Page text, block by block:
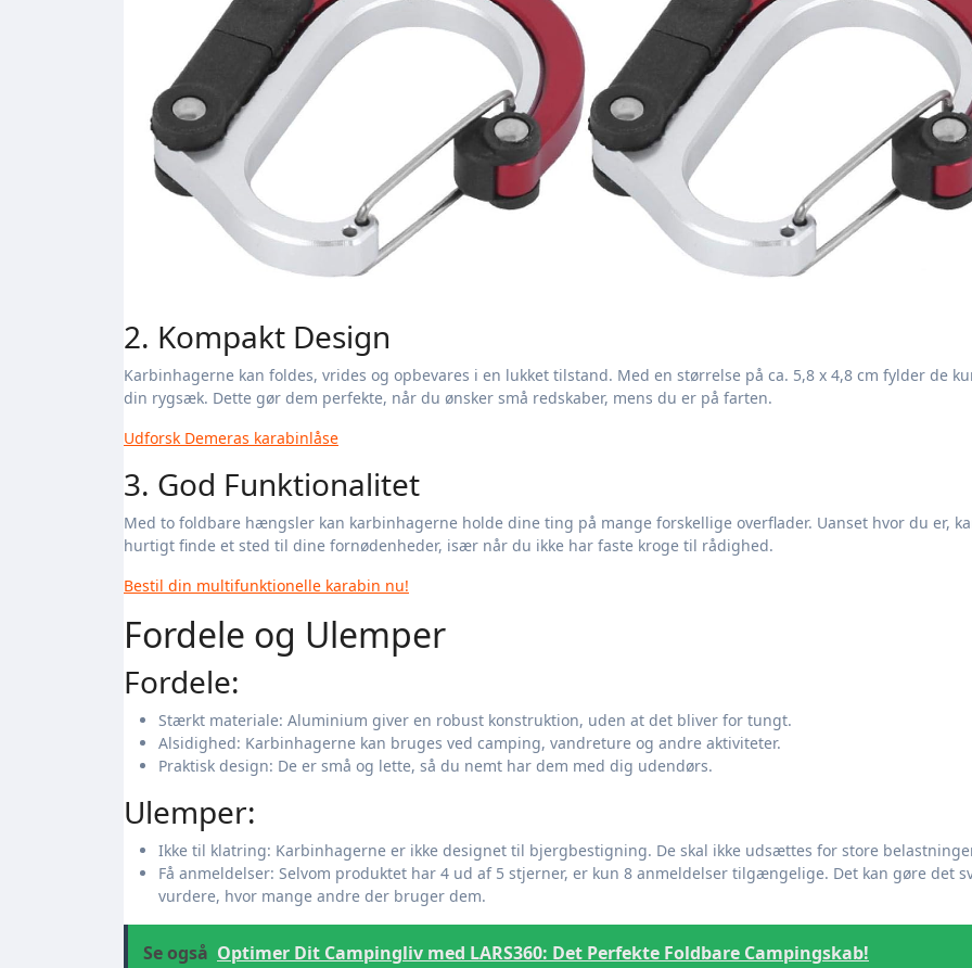
2. Kompakt Design
Karbinhagerne kan foldes, vrides og opbevares i en lukket tilstand. Med en størrelse på ca. 5,8 x 4,8 cm fylder de
din rygsæk. Dette gør dem perfekte, når du ønsker små redskaber, mens du er på farten.
Udforsk Demeras karabinlåse
3. God Funktionalitet
Med to foldbare hængsler kan karbinhagerne holde dine ting på mange forskellige overflader. Uanset hvor du er,
hurtigt finde et sted til dine fornødenheder, især når du ikke har faste kroge til rådighed.
Bestil din multifunktionelle karabin nu!
Fordele og Ulemper
Fordele:
Stærkt materiale: Aluminium giver en robust konstruktion, uden at det bliver for tungt.
Alsidighed: Karbinhagerne kan bruges ved camping, vandreture og andre aktiviteter.
Praktisk design: De er små og lette, så du nemt har dem med dig udendørs.
Ulemper:
Ikke til klatring: Karbinhagerne er ikke designet til bjergbestigning. De skal ikke udsættes for store
Få anmeldelser: Selvom produktet har 4 ud af 5 stjerner, er kun 8 anmeldelser tilgængelige. Det kan gøre det
vurdere, hvor mange andre der bruger dem.
Se også Optimer Dit Campingliv med LARS360: Det Perfekte Foldbare Campingskab!